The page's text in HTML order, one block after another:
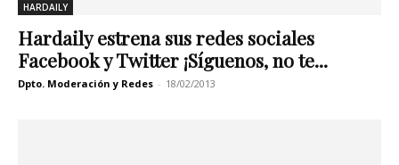
HARDAILY
Hardaily estrena sus redes sociales
Facebook y Twitter ¡Síguenos, no te...
Dpto. Moderación y Redes - 18/02/2013